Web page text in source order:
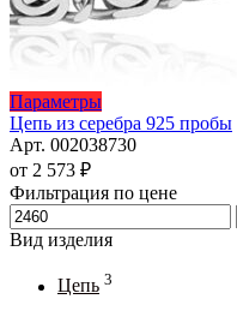
ПараметрыЭтот
товар
имеет
вариаций.
Опции
можно
выбрать
на
Цепь из серебра 925 пробы
Арт. 002038730
от 2 573 ₽
Фильтрация по цене
Минимальная
цена
Вид изделия
Цепь 3